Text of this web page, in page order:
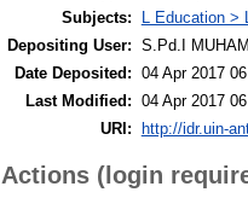
Subjects:
L Education >
Depositing User: S.Pd.I
Date Deposited: 04 Apr 2017
Last Modified: 04 Apr 2017
URI: http://idr.uin-
Actions (login